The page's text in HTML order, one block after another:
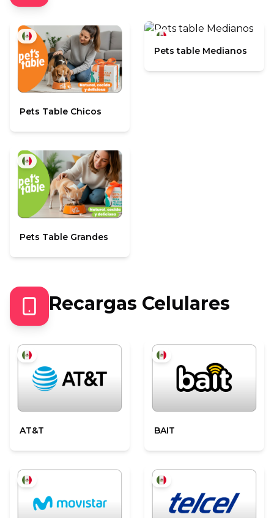
Pets Table Chicos
Pets table Medianos
Pets Table Grandes
Recargas Celulares
AT&T BAIT